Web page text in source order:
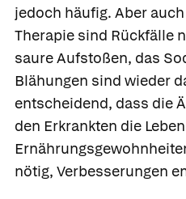
jedoch häufig. Aber
Therapie sind Rückfälle
saure Aufstoßen, das
Blähungen sind wieder
entscheidend, dass die
den Erkrankten die
nötig, Verbesserungen